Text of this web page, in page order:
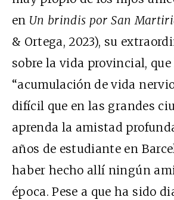
en Un brindis por San
& Ortega, 2023), su
sobre la vida provincial, que
“acumulación de vida
difícil que en las grandes
aprenda la amistad
años de estudiante en
haber hecho allí ningún
época. Pese a que ha sido